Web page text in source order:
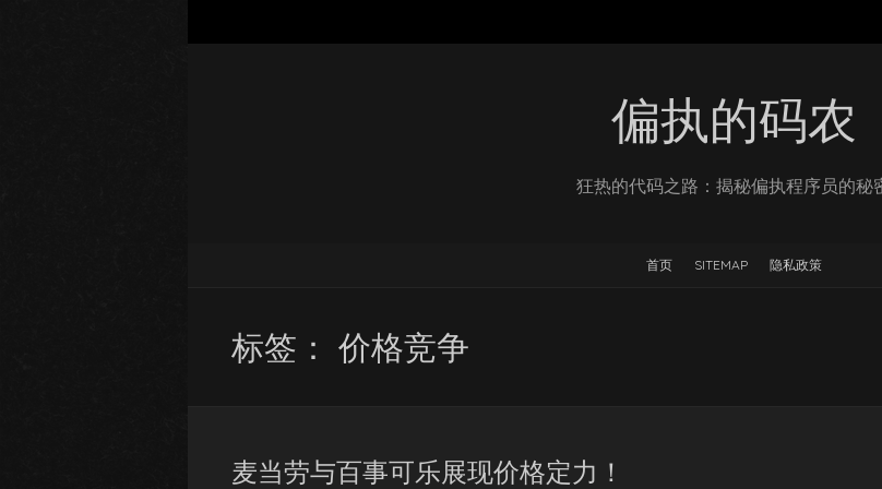
偏执的码农
狂热的代码之路：揭秘偏执程序员的秘
首页 SITEMAP 隐私政策
标签： 价格竞争
麦当劳与百事可乐展现价格定力！